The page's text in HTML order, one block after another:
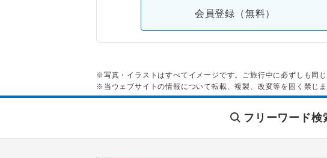
会員登録（無料）
※写真・イラストはすべてイメージです。ご旅行中に必ずしも同
※当ウェブサイトの情報について転載、複製、改変等を固く禁じま
フリーワード検